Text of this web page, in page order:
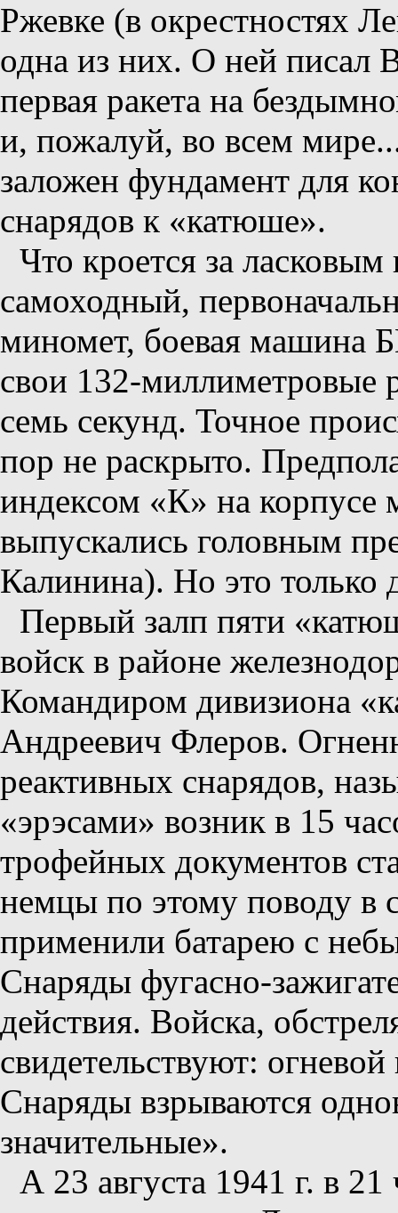
Ржевке (в окрестностях
одна из них. О ней писал
первая ракета на
и, пожалуй, во всем
заложен фундамент для
снарядов к «катюше».
Что кроется за
самоходный,
миномет, боевая машина
свои 132-миллиметровые
семь секунд. Точное
пор не раскрыто.
индексом «К» на корпусе
выпускались головным
Калинина). Но это только
Первый залп пяти
войск в районе
Командиром дивизиона
Андреевич Флеров.
реактивных снарядов,
«эрэсами» возник в 15
трофейных документов
немцы по этому поводу в
применили батарею с
Снаряды фугасно-
действия. Войска,
свидетельствуют:
Снаряды взрываются
значительные».
А 23 августа 1941 г. в